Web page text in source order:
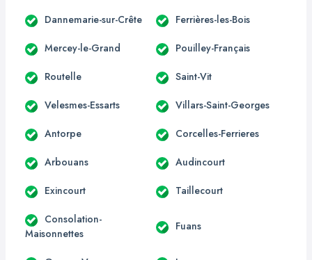
Dannemarie-sur-Crête Ferrières-les-Bois
Mercey-le-Grand Pouilley-Français
Routelle Saint-Vit
Velesmes-Essarts Villars-Saint-Georges
Antorpe Corcelles-Ferrieres
Arbouans Audincourt
Exincourt Taillecourt
Consolation-
Maisonnettes
Fuans